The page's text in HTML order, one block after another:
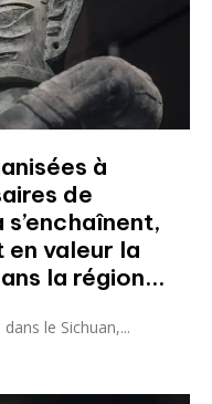
à
de
valeur la
la région...
le Sichuan,...